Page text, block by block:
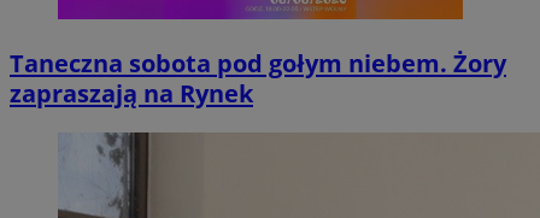
Taneczna sobota pod gołym niebem. Żory
zapraszają na Rynek